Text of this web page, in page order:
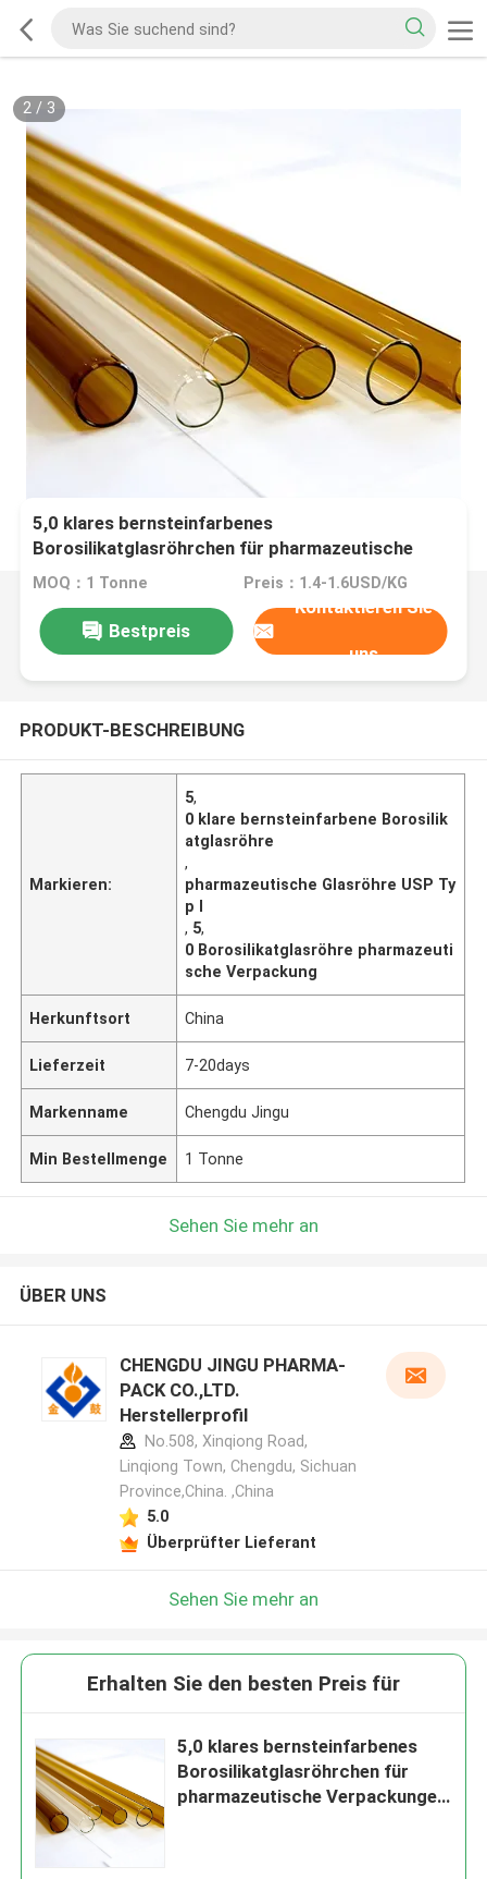
2/ 3
5,0 klares bernsteinfarbenes
Borosilikatglasröhrchen für pharmazeutische
Verpackungen USP Typ I
MOQ：1 Tonne Preis：1.4-1.6USD/KG
Bestpreis
Kontaktieren Sie
uns
PRODUKT-BESCHREIBUNG
Markieren:
5,
0 klare bernsteinfarbene Borosilik
atglasröhre
,
pharmazeutische Glasröhre USP Ty
p I
, 5,
0 Borosilikatglasröhre pharmazeuti
sche Verpackung
Herkunftsort China
Lieferzeit 7-20days
Markenname Chengdu Jingu
Min Bestellmenge 1 Tonne
Sehen Sie mehr an
ÜBER UNS
CHENGDU JINGU PHARMA-
PACK CO.,LTD.
Herstellerprofil
No.508, Xinqiong Road,
Linqiong Town, Chengdu, Sichuan
Province,China. ,China
5.0
Überprüfter Lieferant
Sehen Sie mehr an
Erhalten Sie den besten Preis für
5,0 klares bernsteinfarbenes
Borosilikatglasröhrchen für
pharmazeutische Verpackungen